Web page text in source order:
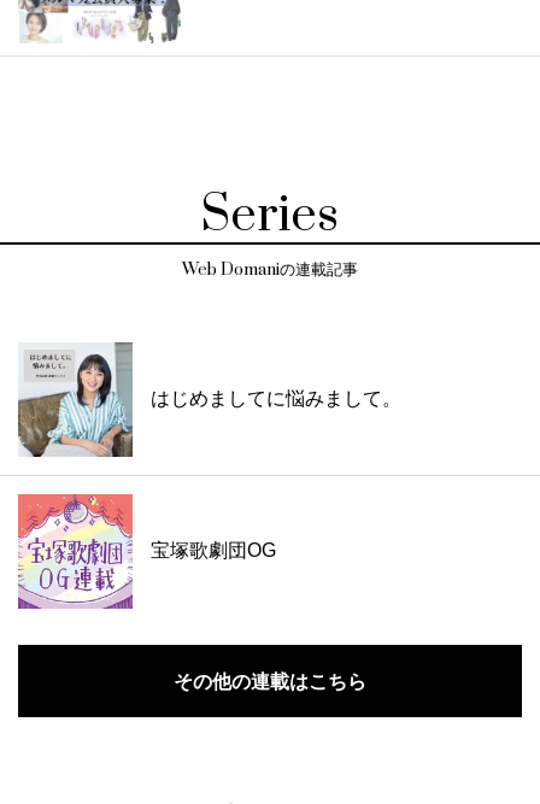
Series
Web Domaniの連載記事
はじめましてに悩みまして。
宝塚歌劇団OG
その他の連載はこちら